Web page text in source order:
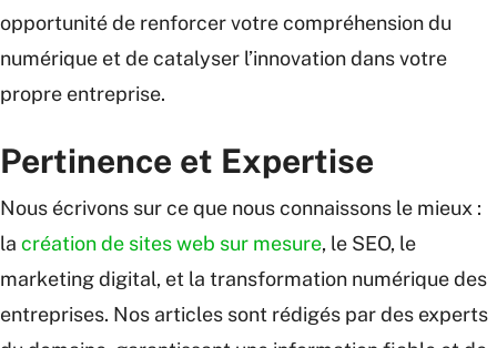
opportunité de renforcer votre compréhension du
numérique et de catalyser l’innovation dans votre
propre entreprise.
Pertinence et Expertise
Nous écrivons sur ce que nous connaissons le mieux :
lacréation de sites web sur mesure, le SEO, le
marketing digital, et la transformation numérique des
entreprises. Nos articles sont rédigés par des experts